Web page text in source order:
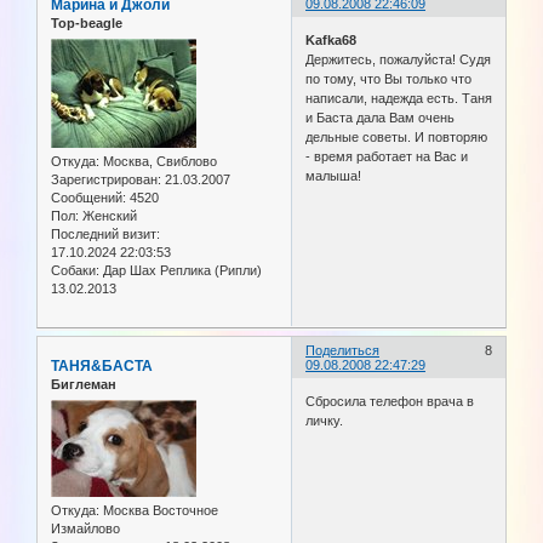
09.08.2008 22:46:09
Марина и Джоли
Top-beagle
Откуда: Москва, Свиблово
Зарегистрирован: 21.03.2007
Сообщений: 4520
Пол: Женский
Последний визит:
17.10.2024 22:03:53
Собаки: Дар Шах Реплика (Рипли)
13.02.2013
Kafka68
Держитесь, пожалуйста! Судя
по тому, что Вы только что
написали, надежда есть. Таня
и Баста дала Вам очень
дельные советы. И повторяю
- время работает на Вас и
малыша!
Поделиться
8
09.08.2008 22:47:29
ТАНЯ&БАСТА
Биглеман
Откуда: Москва Восточное
Измайлово
Сбросила телефон врача в
личку.